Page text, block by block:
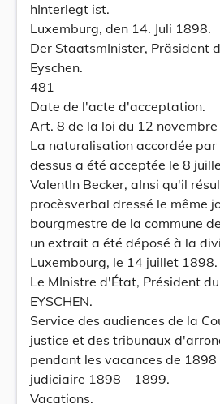
hInterlegt ist.
Luxemburg, den 14. Juli 1898.
Der StaatsmInister, Präsident
Eyschen.
481
Date de l'acte d'acceptation.
Art. 8 de la loi du 12
La naturalisation accordée
dessus a été acceptée le 8
ValentIn Becker, aInsi qu'il
procèsverbal dressé le même
bourgmestre de la commune
un extrait a été déposé à la
Luxembourg, le 14 juillet 1898.
Le MInistre d'État, Président
EYSCHEN.
Service des audiences de la
justice et des tribunaux
pendant les vacances de
judiciaire 1898—1899.
Vacations.